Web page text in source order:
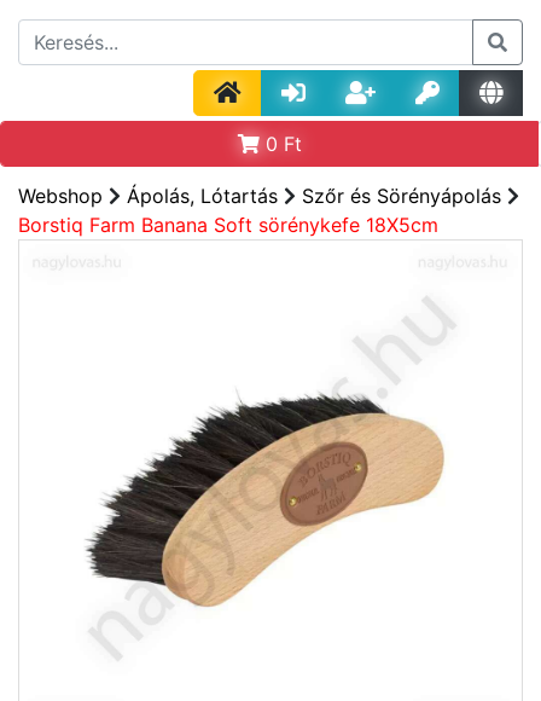
0 Ft
Webshop Ápolás, Lótartás
Szőr és Sörényápolás
Borstiq Farm Banana Soft sörénykefe 18X5cm